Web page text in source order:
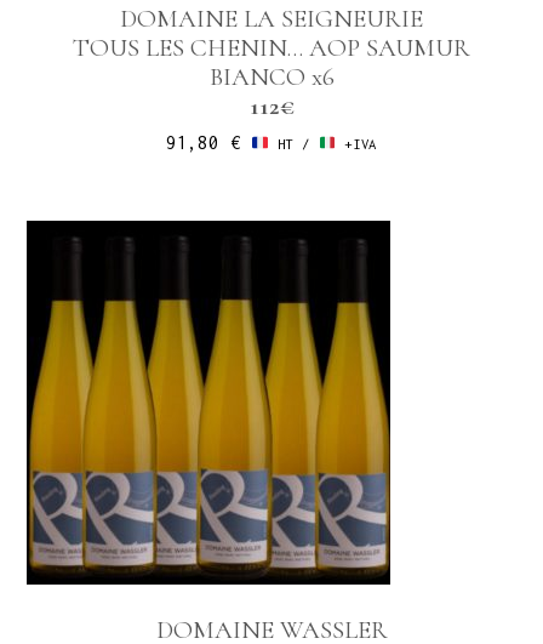
DOMAINE LA SEIGNEURIE
TOUS LES CHENIN… AOP SAUMUR
BIANCO x6
112€
91,80 € HT / +IVA
DOMAINE WASSLER